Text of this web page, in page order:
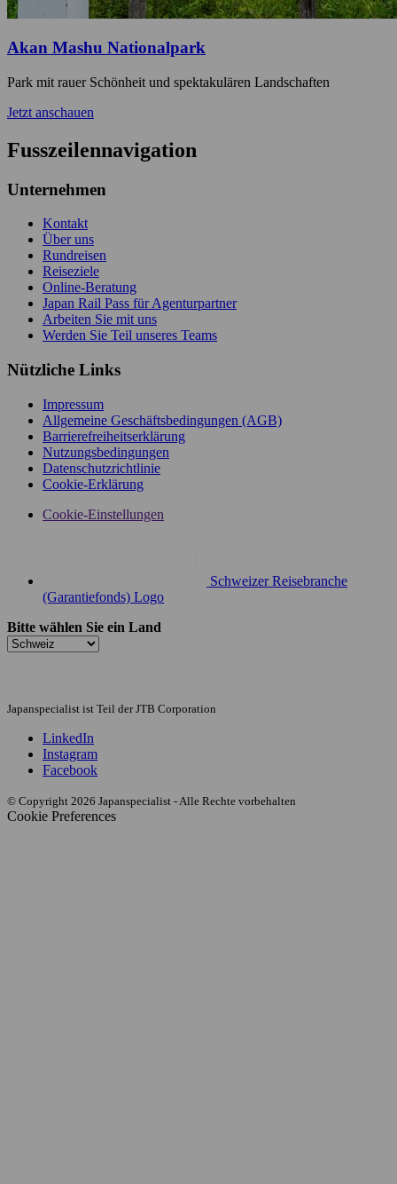
Akan Mashu Nationalpark
Park mit rauer Schönheit und spektakulären Landschaften
Jetzt anschauen
Fusszeilennavigation
Unternehmen
Kontakt
Über uns
Rundreisen
Reiseziele
Online-Beratung
Japan Rail Pass für Agenturpartner
Arbeiten Sie mit uns
Werden Sie Teil unseres Teams
Nützliche Links
Impressum
Allgemeine Geschäftsbedingungen (AGB)
Barrierefreiheitserklärung
Nutzungsbedingungen
Datenschutzrichtlinie
Cookie-Erklärung
Cookie-Einstellungen
Schweizer Reisebranche
(Garantiefonds) Logo
Bitte wählen Sie ein Land
Japanspecialist ist Teil der JTB Corporation
LinkedIn
Instagram
Facebook
© Copyright 2026 Japanspecialist - Alle Rechte vorbehalten
Cookie Preferences